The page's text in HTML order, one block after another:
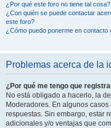
¿Por qué este foro no tiene tal cosa?
¿Con quién se puede contactar
este foro?
¿Cómo puedo ponerme en contacto
Problemas acerca de la
¿Por qué me tengo que
No está obligado a hacerlo, la
Moderadores. En algunos
respuestas. Sin embargo, estar
adicionales y/o ventajas que